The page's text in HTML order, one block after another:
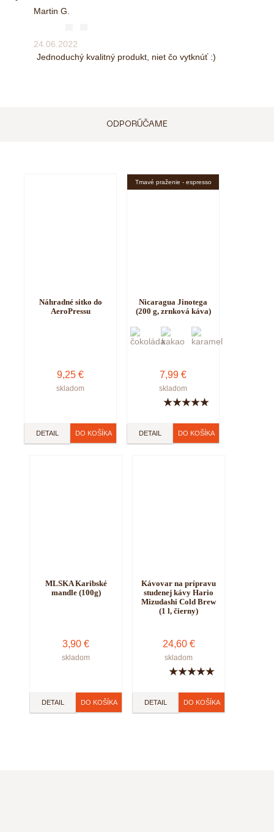
Martin G.
24.06.2022
Jednoduchý kvalitný produkt, niet čo vytknúť :)
ODPORÚČAME
Náhradné sitko do
AeroPressu
9,25 €
skladom
DETAIL
Tmavé praženie - espresso
Nicaragua Jinotega
(200 g, zrnková káva)
7,99 €
skladom
★★★★★
DETAIL
MLSKA Karibské
mandle (100g)
3,90 €
skladom
DETAIL
Kávovar na prípravu
studenej kávy Hario
Mizudashi Cold Brew
(1 l, čierny)
24,60 €
skladom
★★★★★
DETAIL